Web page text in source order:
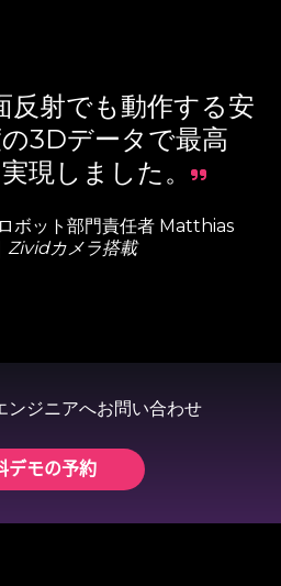
射でも動作する安
3Dデータで最高
現しました。
ボット部門責任者 Matthias
Zividカメラ搭載
ンジニアへお問い合わせ